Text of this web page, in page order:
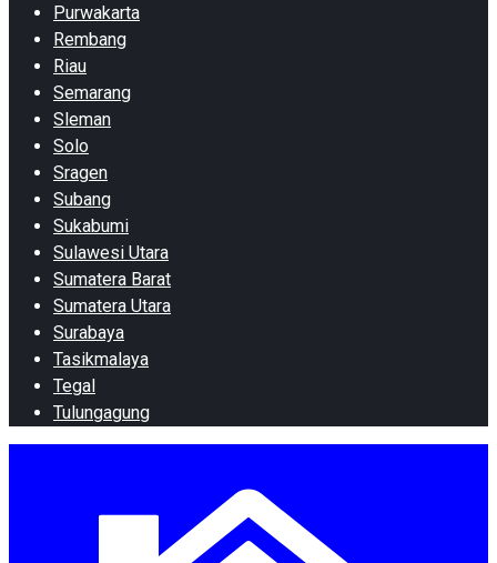
Purwakarta
Rembang
Riau
Semarang
Sleman
Solo
Sragen
Subang
Sukabumi
Sulawesi Utara
Sumatera Barat
Sumatera Utara
Surabaya
Tasikmalaya
Tegal
Tulungagung